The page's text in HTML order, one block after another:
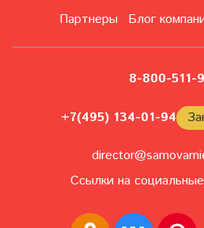
Партнеры
Блог
8-800-511-
+7(495) 134-01-94
Ссылки на